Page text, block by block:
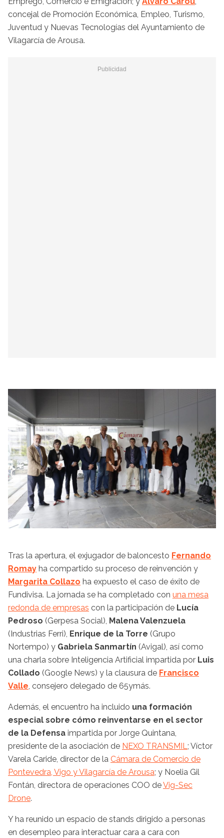
concejal de Promoción Económica, Empleo, Turismo,
Juventud y Nuevas Tecnologías del Ayuntamiento de
Vilagarcía de Arousa.
Tras la apertura, el exjugador de baloncesto Fernando
Romay ha compartido su proceso de reinvención y
Margarita Collazo ha expuesto el caso de éxito de
Fundivisa. La jornada se ha completado con una mesa
redonda de empresas con la participación de Lucía
Pedroso (Gerpesa Social), Malena Valenzuela
(Industrias Ferri), Enrique de la Torre (Grupo
Nortempo) y Gabriela Sanmartín (Avigal), así como
una charla sobre Inteligencia Artificial impartida por Luis
Collado (Google News) y la clausura de Francisco
Valle, consejero delegado de 65ymás.
Además, el encuentro ha incluido una formación
especial sobre cómo reinventarse en el sector
de la Defensa impartida por Jorge Quintana,
presidente de la asociación de NEXO TRANSMIL; Víctor
Varela Caride, director de la Cámara de Comercio de
Pontevedra, Vigo y Vilagarcía de Arousa; y Noelia Gil
Fontán, directora de operaciones COO deVig-Sec
Drone.
Y ha reunido un espacio de stands dirigido a personas
en desempleo para interactuar cara a cara con